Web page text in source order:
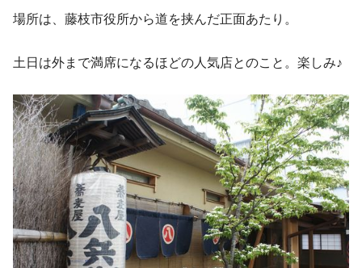
場所は、藤枝市役所から道を挟んだ正面あたり。
土日は外まで満席になるほどの人気店とのこと。楽しみ♪